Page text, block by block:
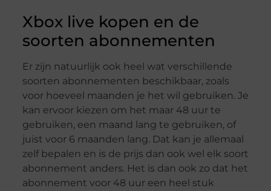
Xbox live kopen en de
soorten abonnementen
Er zijn natuurlijk ook heel wat verschillende
soorten abonnementen beschikbaar, zoals
voor hoeveel maanden je het wil gebruiken. Je
kan ervoor kiezen om het maar 48 uur te
gebruiken, een maand lang te gebruiken, of
juist voor 6 maanden lang. Dat kan je allemaal
zelf bepalen en is de prijs dan ook wel elk soort
abonnement anders. Het is dan ook zo dat het
abonnement voor 48 uur een heel stuk